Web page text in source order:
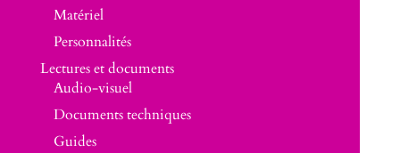
Matériel
Personnalités
Lectures et documents
Audio-visuel
Documents techniques
Guides